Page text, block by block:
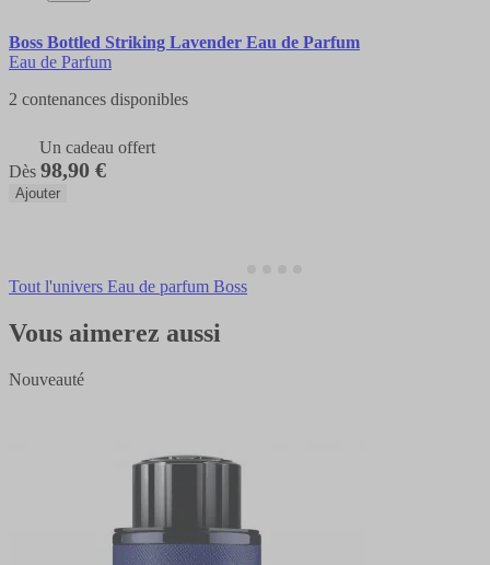
Boss Bottled Striking Lavender Eau de Parfum
Eau de Parfum
2 contenances disponibles
Un cadeau offert
Dès 98,90 €
Ajouter
Tout l'univers Eau de parfum Boss
Vous aimerez aussi
Nouveauté